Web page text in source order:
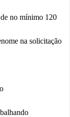
no mínimo 120
na solicitação